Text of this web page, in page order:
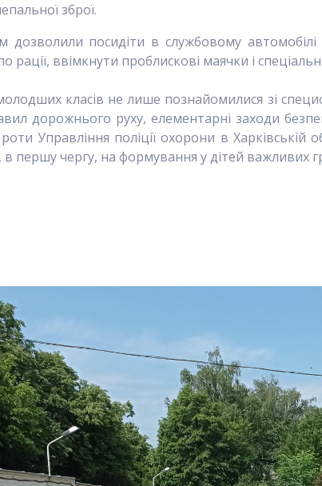
зброї.
посидіти в службовому
рації, ввімкнути проблискові маячки і
класів не лише познайомилися зі
дорожнього руху, елементарні заходи
Управління поліції охорони в Харківській
в першу чергу, на формування у дітей важливих